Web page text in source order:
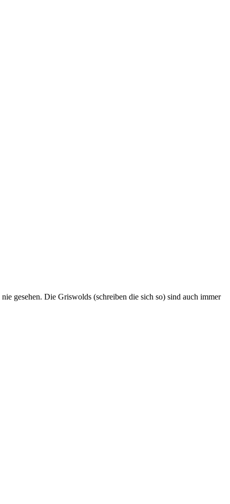
gesehen. Die Griswolds (schreiben die sich so) sind auch immer